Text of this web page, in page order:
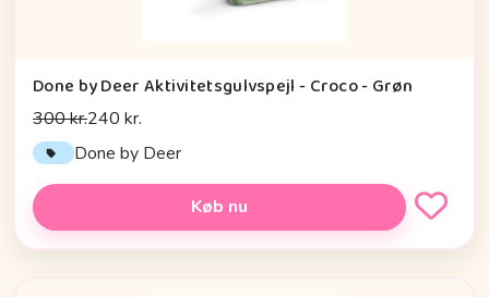
Done by Deer Aktivitetsgulvspejl - Croco - Grøn
300 kr.240 kr.
Done by Deer
Køb nu